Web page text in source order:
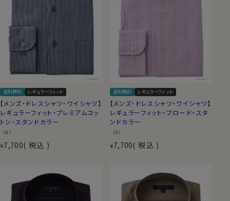
送料無料 レギュラーフィット
【メンズ・ドレスシャツ・ワイシャツ】
レギュラーフィット・プレミアムコッ
トン・スタンドカラー
（0）
¥7,700 税込
送料無料 レギュラーフィット
【メンズ・ドレスシャツ・ワイシャツ】
レギュラーフィット・ブロード・スタ
ンドカラー
（0）
¥7,700 税込